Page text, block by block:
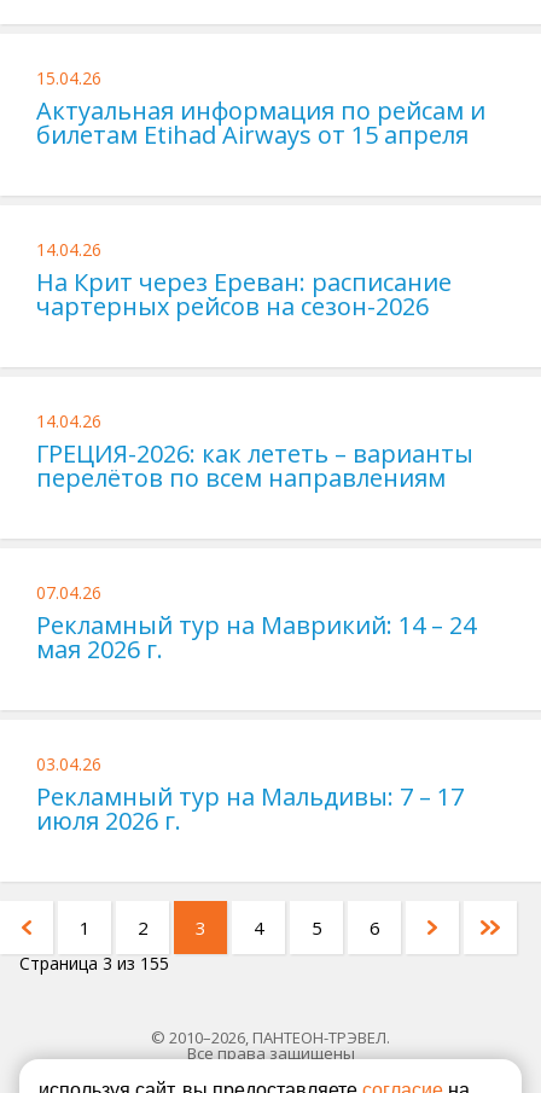
15.04.26
Актуальная информация по рейсам и
билетам Etihad Airways от 15 апреля
14.04.26
На Крит через Ереван: расписание
чартерных рейсов на сезон-2026
14.04.26
ГРЕЦИЯ-2026: как лететь – варианты
перелётов по всем направлениям
07.04.26
Рекламный тур на Маврикий: 14 – 24
мая 2026 г.
03.04.26
Рекламный тур на Мальдивы: 7 – 17
июля 2026 г.
1 2 3 4 5 6
Страница 3 из 155
© 2010–2026, ПАНТЕОН-ТРЭВЕЛ.
Все права защищены